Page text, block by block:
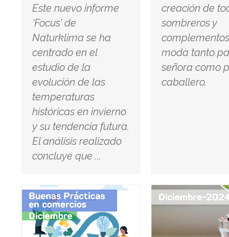
Este nuevo informe
‘Focus’ de
Naturklima se ha
centrado en el
estudio de la
evolución de las
temperaturas
históricas en invierno
y su tendencia futura.
El análisis realizado
concluye que ...
creación de
sombreros y
moda tanto
señora como
caballero.